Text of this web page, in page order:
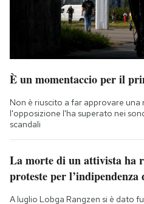
È un momentaccio per il
Non è riuscito a far approvare
l'opposizione l'ha superato nei
scandali
La morte di un attivista ha
proteste per l’indipendenza
A luglio Lobga Rangzen si è dato